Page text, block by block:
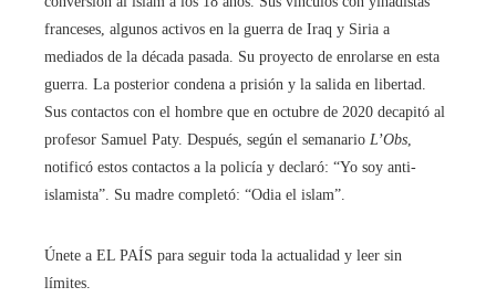
franceses, algunos activos en la guerra de Iraq y Siria a
mediados de la década pasada. Su proyecto de enrolarse en esta
guerra. La posterior condena a prisión y la salida en libertad.
Sus contactos con el hombre que en octubre de 2020 decapitó al
profesor Samuel Paty. Después, según el semanario L’Obs
notificó estos contactos a la policía y declaró: “Yo soy anti-
islamista”. Su madre completó: “Odia el islam”.
Únete a EL PAÍS para seguir toda la actualidad y leer sin
límites.